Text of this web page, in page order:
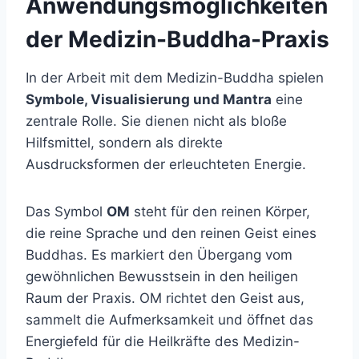
Anwendungsmöglichkeiten
der Medizin-Buddha-Praxis
In der Arbeit mit dem Medizin-Buddha spielen
Symbole, Visualisierung und Mantra eine
zentrale Rolle. Sie dienen nicht als bloße
Hilfsmittel, sondern als direkte
Ausdrucksformen der erleuchteten Energie.
Das Symbol OM steht für den reinen Körper,
die reine Sprache und den reinen Geist eines
Buddhas. Es markiert den Übergang vom
gewöhnlichen Bewusstsein in den heiligen
Raum der Praxis. OM richtet den Geist aus,
sammelt die Aufmerksamkeit und öffnet das
Energiefeld für die Heilkräfte des Medizin-